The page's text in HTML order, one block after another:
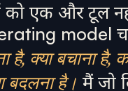
को एक और टूल
model
है, क्या बचाना है,
बदलना है। मैं जो